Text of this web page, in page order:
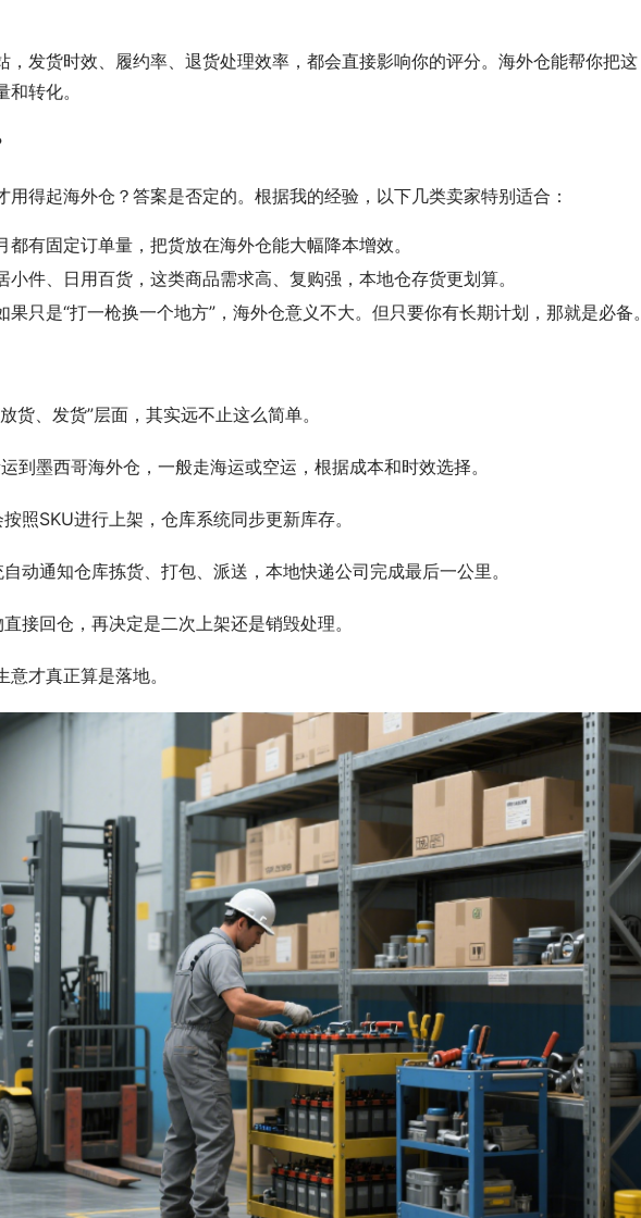
，发货时效、履约率、退货处理效率，都会直接影响你的评分。海外仓能帮你把这
转化。
得起海外仓？答案是否定的。根据我的经验，以下几类卖家特别适合：
都有固定订单量，把货放在海外仓能大幅降本增效。
小件、日用百货，这类商品需求高、复购强，本地仓存货更划算。
果只是“打一枪换一个地方”，海外仓意义不大。但只要你有长期计划，那就是必备。
货、发货”层面，其实远不止这么简单。
到墨西哥海外仓，一般走海运或空运，根据成本和时效选择。
照SKU进行上架，仓库系统同步更新库存。
动通知仓库拣货、打包、派送，本地快递公司完成最后一公里。
直接回仓，再决定是二次上架还是销毁处理。
才真正算是落地。